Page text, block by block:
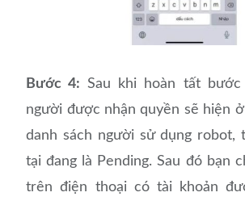
Bước 4: Sau khi hoàn tất
người được nhận quyền sẽ hiện
danh sách người sử dụng robot,
tại đang là Pending. Sau đó bạn
trên điện thoại có tài khoản